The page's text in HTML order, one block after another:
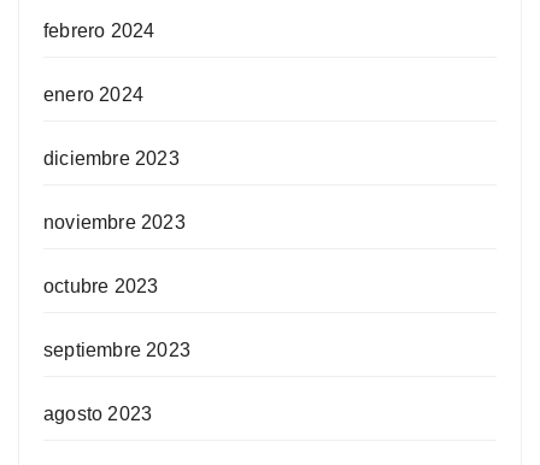
febrero 2024
enero 2024
diciembre 2023
noviembre 2023
octubre 2023
septiembre 2023
agosto 2023